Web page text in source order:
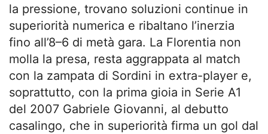
la pressione, trovano soluzioni continue in
superiorità numerica e ribaltano l’inerzia
fino all’8–6 di metà gara. La Florentia non
molla la presa, resta aggrappata al match
con la zampata di Sordini in extra-player e,
soprattutto, con la prima gioia in Serie A1
del 2007 Gabriele Giovanni, al debutto
casalingo, che in superiorità firma un gol dal